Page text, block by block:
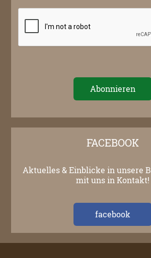
FACEBOOK
Aktuelles & Einblicke in unsere
mit uns in Kontakt!
facebook